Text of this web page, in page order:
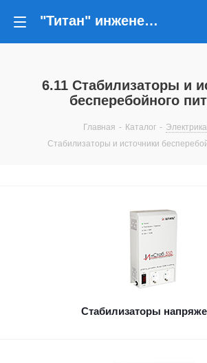
"Титан" инженерные решения
6.11 Стабилизаторы и
бесперебойного
Главная - Каталог - Электрика
Стабилизаторы и источники
Стабилизаторы